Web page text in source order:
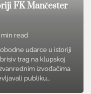
FK Mančester
min read
udarce u istoriji
trag na klupskoj
izvođačima
publiku…